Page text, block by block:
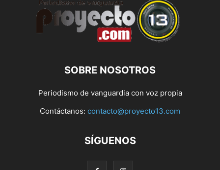
SOBRE NOSOTROS
Periodismo de vanguardia con voz propia
Contáctanos: contacto@proyecto13.com
SÍGUENOS